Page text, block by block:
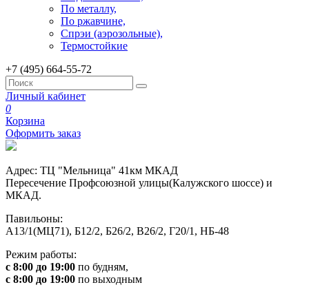
По металлу,
По ржавчине,
Спрэи (аэрозольные),
Термостойкие
+7 (495) 664-55-72
Личный кабинет
0
Корзина
Оформить заказ
Адрес: ТЦ "Мельница" 41км МКАД
Пересечение Профсоюзной улицы(Калужского шоссе) и
МКАД.
Павильоны:
А13/1(МЦ71), Б12/2, Б26/2, В26/2, Г20/1, НБ-48
Режим работы:
с 8:00 до 19:00 по будням,
с 8:00 до 19:00 по выходным